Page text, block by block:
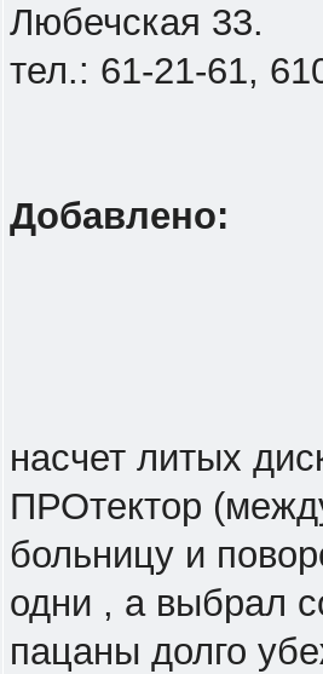
Любечская 33.
тел.: 61-21-61,
Добавлено:
насчет литых
ПРОтектор
больницу и
одни , а выбрал
пацаны долго